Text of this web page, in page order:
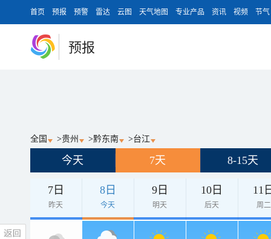
首页 预报 预警 雷达 云图 天气地图 专业产品 资讯 视频 节气
预报
全国 >贵州 >黔东南 >台江
今天 7天 8-15天
7日
昨天
8日
今天
9日
明天
10日
后天
11
周二